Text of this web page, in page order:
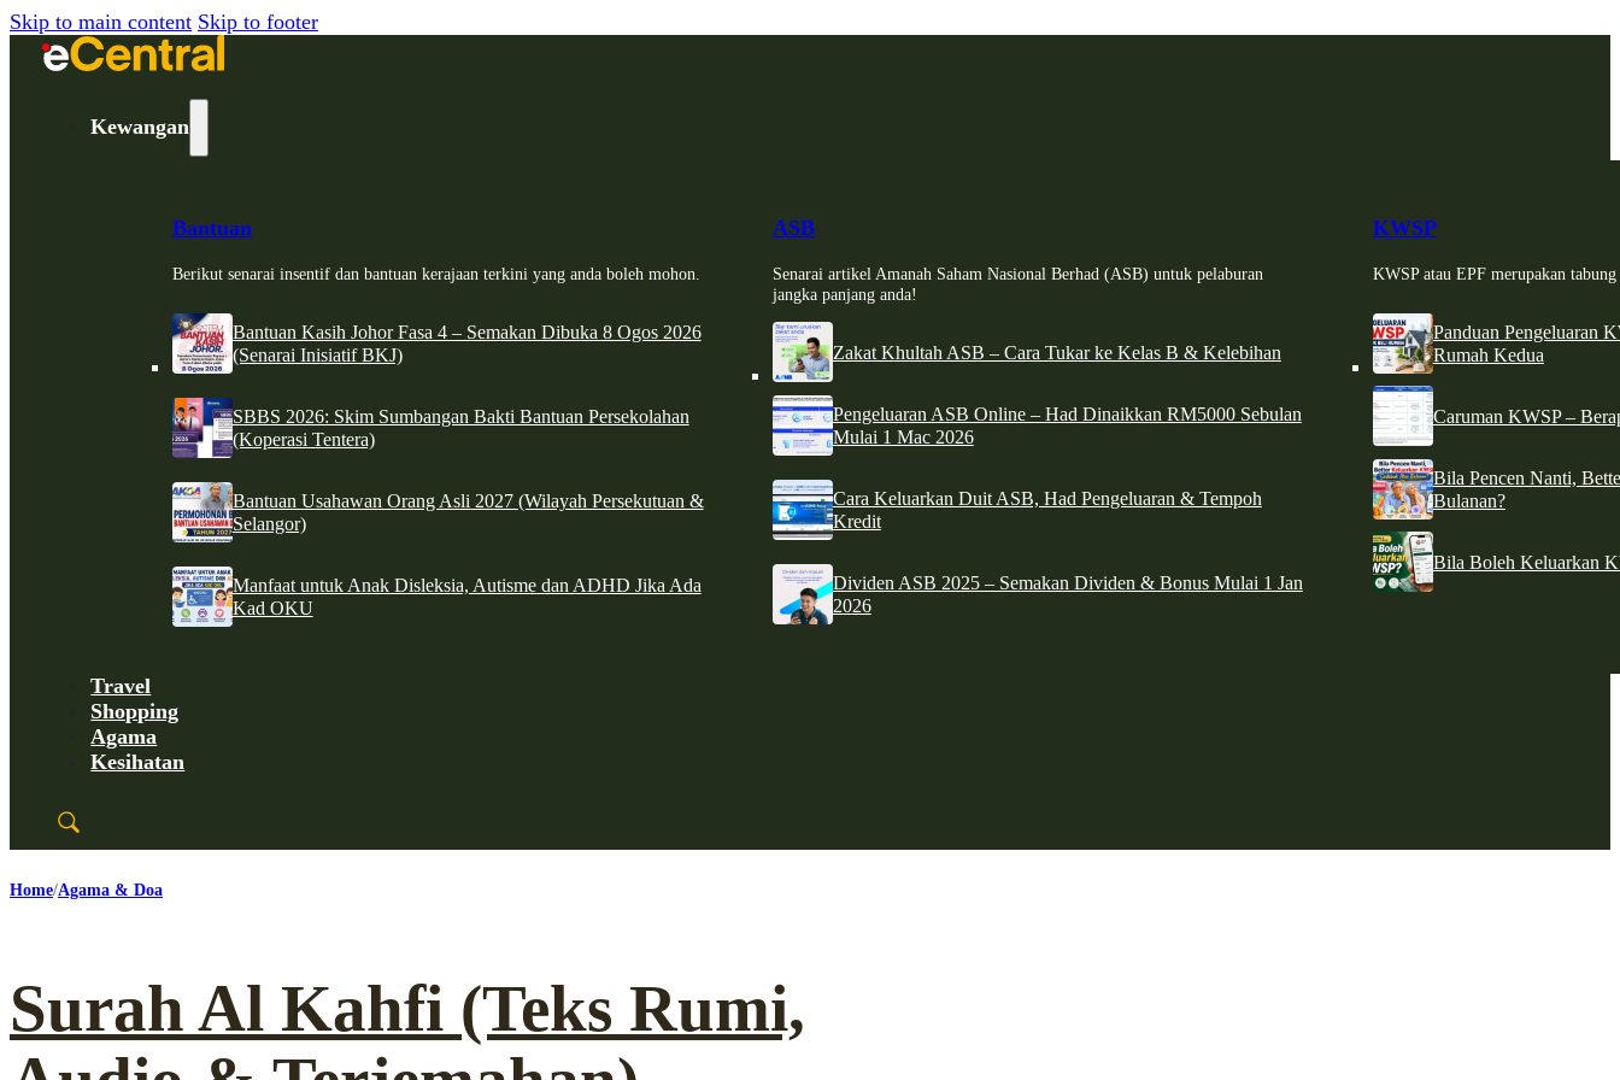
Skip to main content Skip to footer
Kewangan
Bantuan
Berikut senarai insentif dan bantuan kerajaan terkini yang anda boleh mohon.
Bantuan Kasih Johor Fasa 4 – Semakan Dibuka 8 Ogos 2026
(Senarai Inisiatif BKJ)
SBBS 2026: Skim Sumbangan Bakti Bantuan Persekolahan
(Koperasi Tentera)
Bantuan Usahawan Orang Asli 2027 (Wilayah Persekutuan &
Selangor)
Manfaat untuk Anak Disleksia, Autisme dan ADHD Jika Ada
Kad OKU
ASB
Senarai artikel Amanah Saham Nasional Berhad (ASB) untuk pelaburan
jangka panjang anda!
Zakat Khultah ASB – Cara Tukar ke Kelas B & Kelebihan
Pengeluaran ASB Online – Had Dinaikkan RM5000 Sebulan
Mulai 1 Mac 2026
Cara Keluarkan Duit ASB, Had Pengeluaran & Tempoh
Kredit
Dividen ASB 2025 – Semakan Dividen & Bonus Mulai 1 Jan
2026
KWSP
KWSP atau EPF merupakan
Panduan Pengeluaran
Rumah Kedua
Caruman KWSP –
Bila Pencen Nanti,
Bulanan?
Bila Boleh Keluarkan
Travel
Shopping
Agama
Kesihatan
Home Agama & Doa
Surah Al Kahfi (Teks Rumi,